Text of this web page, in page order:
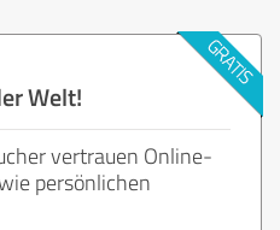
Welt!
vertrauen Online-
persönlichen